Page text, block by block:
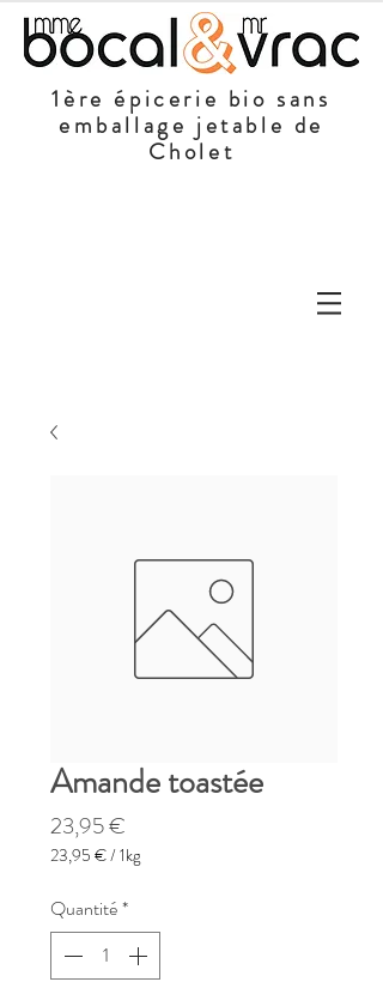
1ère épicerie bio sans
emballage jetable de
Cholet
Amande toastée
23,95 €
23,95 €/1kg
pour
Kilogramme
Quantité*